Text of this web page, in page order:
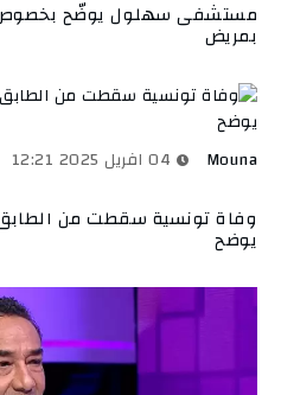
مستشفى سهلول يوضّح
بمريض
Mouna
وفاة تونسية سقطت من الطابق
يوضح